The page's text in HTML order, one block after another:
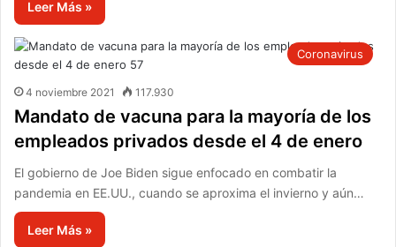
Leer Más »
Coronavirus
4 noviembre 2021 117.930
Mandato de vacuna para la mayoría de los
empleados privados desde el 4 de enero
El gobierno de Joe Biden sigue enfocado en combatir la
pandemia en EE.UU., cuando se aproxima el invierno y aún…
Leer Más »